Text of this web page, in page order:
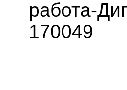
работа-
170049